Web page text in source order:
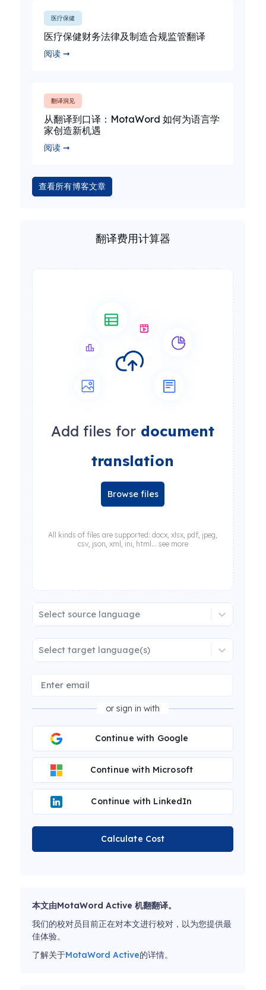
医疗保健
医疗保健财务法律及制造合规监管翻译
阅读 ➞
翻译洞见
从翻译到口译：MotaWord 如何为语言学
家创造新机遇
阅读 ➞
查看所有博客文章
翻译费用计算器
Add files for document
translation
Browse files
All kinds of files are supported: docx, xlsx, pdf, jpeg,
csv, json, xml, ini, html... see more
Select source language
Select target language(s)
or sign in with
Continue with Google
Continue with Microsoft
Continue with LinkedIn
Calculate Cost
本文由MotaWord Active 机翻翻译。
我们的校对员目前正在对本文进行校对，以为您提供最
佳体验。
了解关于MotaWord Active的详情。